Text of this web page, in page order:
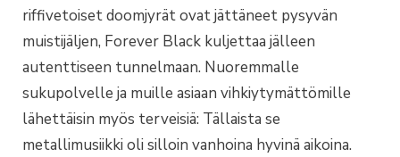
riffivetoiset doomjyrät ovat jättäneet pysyvän
muistijäljen, Forever Black kuljettaa jälleen
autenttiseen tunnelmaan. Nuoremmalle
sukupolvelle ja muille asiaan vihkiytymättömille
lähettäisin myös terveisiä: Tällaista se
metallimusiikki oli silloin vanhoina hyvinä aikoina.